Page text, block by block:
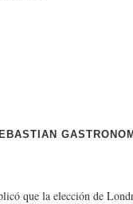
que la elección de